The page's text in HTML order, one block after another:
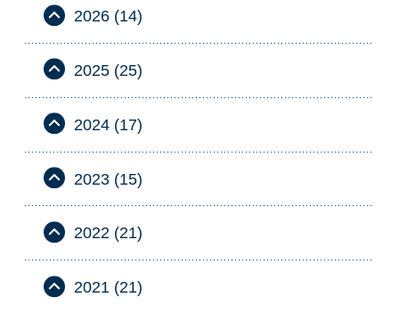
2026 (14)
2025 (25)
2024 (17)
2023 (15)
2022 (21)
2021 (21)